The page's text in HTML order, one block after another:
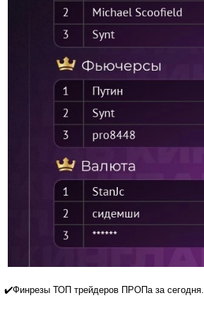
✔️Финрезы ТОП трейдеров ПРОПа за сегодня.